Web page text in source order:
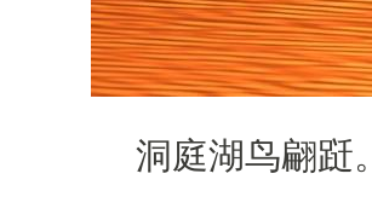
洞庭湖鸟翩跹